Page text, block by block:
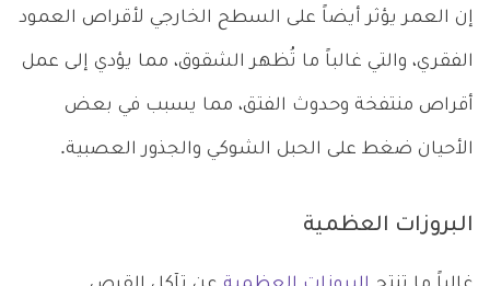
إن العمر يؤثر أيضاً على السطح الخارجي لأقراص العمود
الفقري، والتي غالباً ما تُظهر الشقوق، مما يؤدي إلى عمل
أقراص منتفخة وحدوث الفتق، مما يسبب في بعض
الأحيان ضغط على الحبل الشوكي والجذور العصبية.
البروزات العظمية